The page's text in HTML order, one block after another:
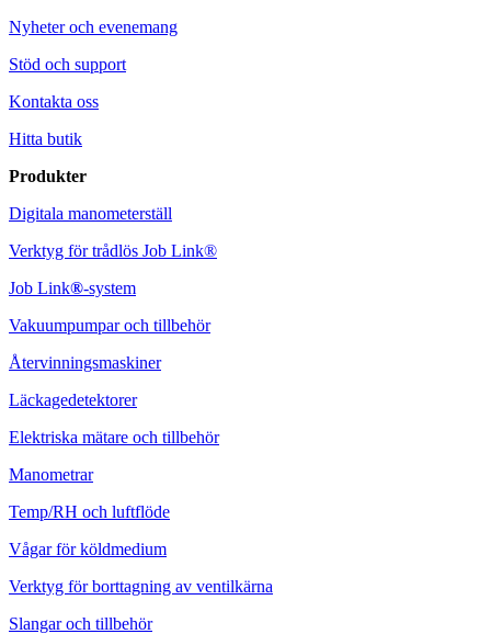
Nyheter och evenemang
Stöd och support
Kontakta oss
Hitta butik
Produkter
Digitala manometerställ
Verktyg för trådlös Job Link®
Job Link®-system
Vakuumpumpar och tillbehör
Återvinningsmaskiner
Läckagedetektorer
Elektriska mätare och tillbehör
Manometrar
Temp/RH och luftflöde
Vågar för köldmedium
Verktyg för borttagning av ventilkärna
Slangar och tillbehör